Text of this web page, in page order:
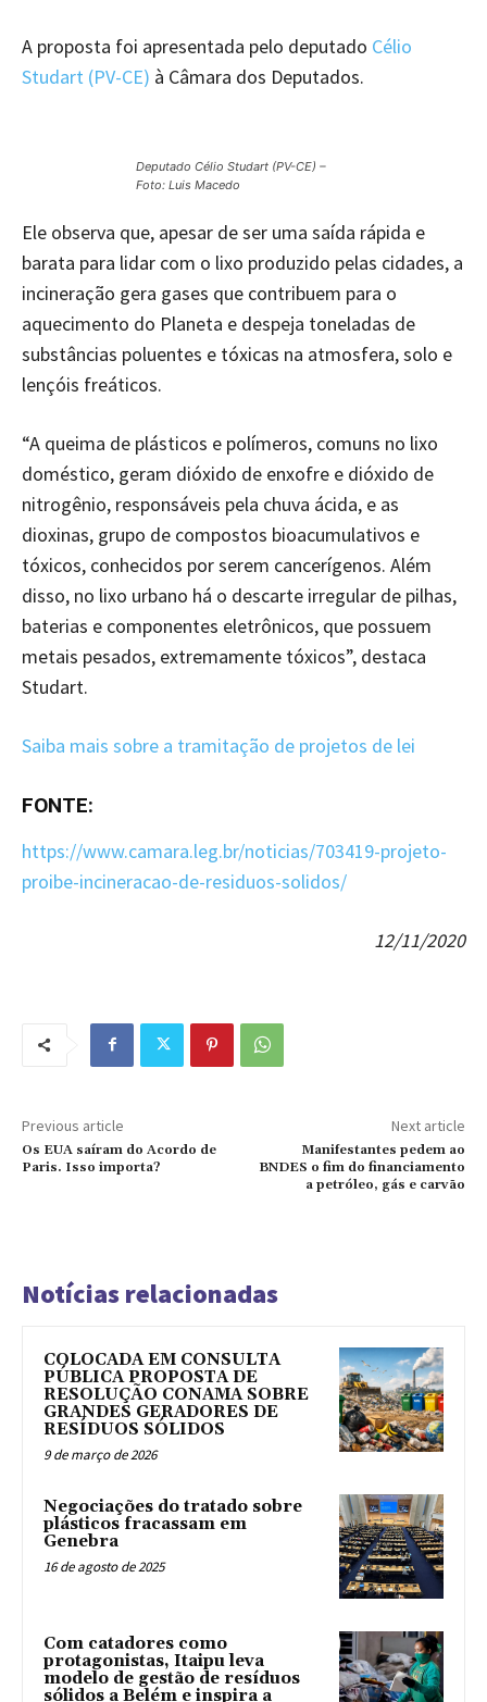
A proposta foi apresentada pelo deputado Célio
Studart (PV-CE) à Câmara dos Deputados.
Deputado Célio Studart (PV-CE) –
Foto: Luis Macedo
Ele observa que, apesar de ser uma saída rápida e
barata para lidar com o lixo produzido pelas cidades, a
incineração gera gases que contribuem para o
aquecimento do Planeta e despeja toneladas de
substâncias poluentes e tóxicas na atmosfera, solo e
lençóis freáticos.
“A queima de plásticos e polímeros, comuns no lixo
doméstico, geram dióxido de enxofre e dióxido de
nitrogênio, responsáveis pela chuva ácida, e as
dioxinas, grupo de compostos bioacumulativos e
tóxicos, conhecidos por serem cancerígenos. Além
disso, no lixo urbano há o descarte irregular de pilhas,
baterias e componentes eletrônicos, que possuem
metais pesados, extremamente tóxicos”, destaca
Studart.
Saiba mais sobre a tramitação de projetos de lei
FONTE:
https://www.camara.leg.br/noticias/703419-projeto-
proibe-incineracao-de-residuos-solidos/
12/11/2020
Previous article
Os EUA saíram do Acordo de
Paris. Isso importa?
Next article
Manifestantes pedem ao
BNDES o fim do financiamento
a petróleo, gás e carvão
Notícias relacionadas
COLOCADA EM CONSULTA
PÚBLICA PROPOSTA DE
RESOLUÇÃO CONAMA SOBRE
GRANDES GERADORES DE
RESÍDUOS SÓLIDOS
9 de março de 2026
Negociações do tratado sobre
plásticos fracassam em
Genebra
16 de agosto de 2025
Com catadores como
protagonistas, Itaipu leva
modelo de gestão de resíduos
sólidos a Belém e inspira a